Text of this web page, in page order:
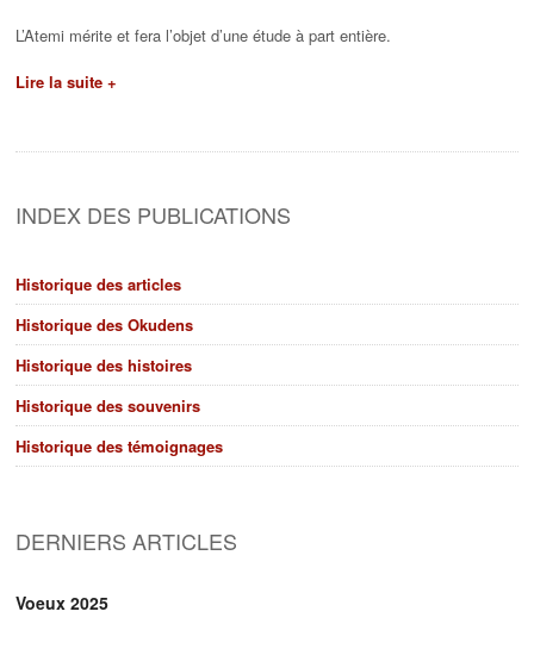
L’Atemi mérite et fera l’objet d’une étude à part entière.
Lire la suite +
INDEX DES PUBLICATIONS
Historique des articles
Historique des Okudens
Historique des histoires
Historique des souvenirs
Historique des témoignages
DERNIERS ARTICLES
Voeux 2025